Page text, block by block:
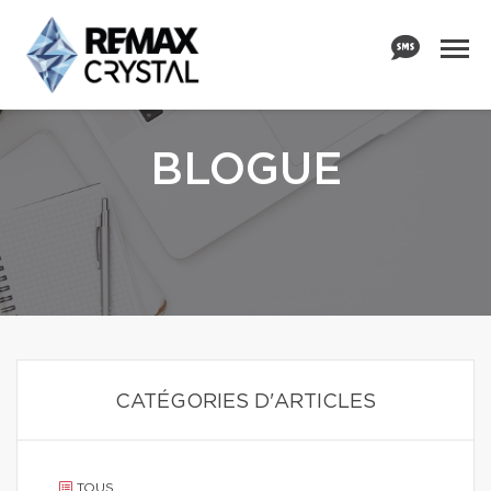
BLOGUE
CATÉGORIES D'ARTICLES
TOUS